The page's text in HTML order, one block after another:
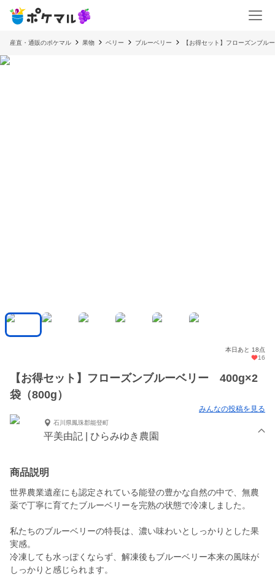
産直・通販のポケマル 果物 ベリー ブルーベリー 【お得セット】フローズンブ
本日あと 18点
16
【お得セット】フローズンブルーベリー 400g×2
袋（800g）
みんなの投稿を見る
石川県鳳珠郡能登町
平美由記 | ひらみゆき農園
商品説明
世界農業遺産にも認定されている能登の豊かな自然の中で、無農
薬で丁寧に育てたブルーベリーを完熟の状態で冷凍しました。
私たちのブルーベリーの特長は、濃い味わいとしっかりとした果
実感。
冷凍しても水っぽくならず、解凍後もブルーベリー本来の風味が
しっかりと感じられます。